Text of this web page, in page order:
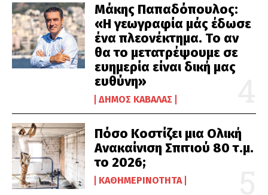
Μάκης Παπαδόπουλος:
«Η γεωγραφία μάς έδωσε
ένα πλεονέκτημα. Το αν
θα το μετατρέψουμε σε
ευημερία είναι δική μας
ευθύνη»
ΔΉΜΟΣ ΚΑΒΆΛΑΣ
Πόσο Κοστίζει μια Ολική
Ανακαίνιση Σπιτιού 80 τ.μ.
το 2026;
ΚΑΘΗΜΕΡΙΝΌΤΗΤΑ